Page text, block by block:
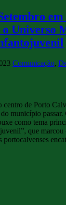
o Universo
Comunicação,
centro de Porto
município
como tema
que marcou
portocalvenses